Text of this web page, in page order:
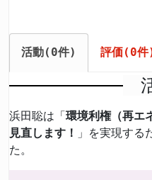
活動(0件) 評価(0件
浜田聡は「環境利権（再エ
見直します！ 」を実現する
た。